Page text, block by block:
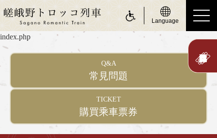
Language
ride a Sagano Romantic Train
票價、乘車券
index.php
Q&A
常見問題
TICKET
購買乘車票券